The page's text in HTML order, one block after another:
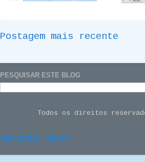
Postagem mais recente
PESQUISAR ESTE BLOG
Todos os direitos
Denunciar abuso